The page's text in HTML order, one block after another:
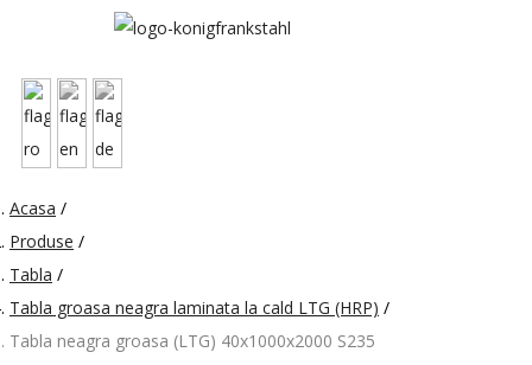
Acasa /
Produse /
Tabla /
Tabla groasa neagra laminata la cald LTG (HRP) /
Tabla neagra groasa (LTG) 40x1000x2000 S235